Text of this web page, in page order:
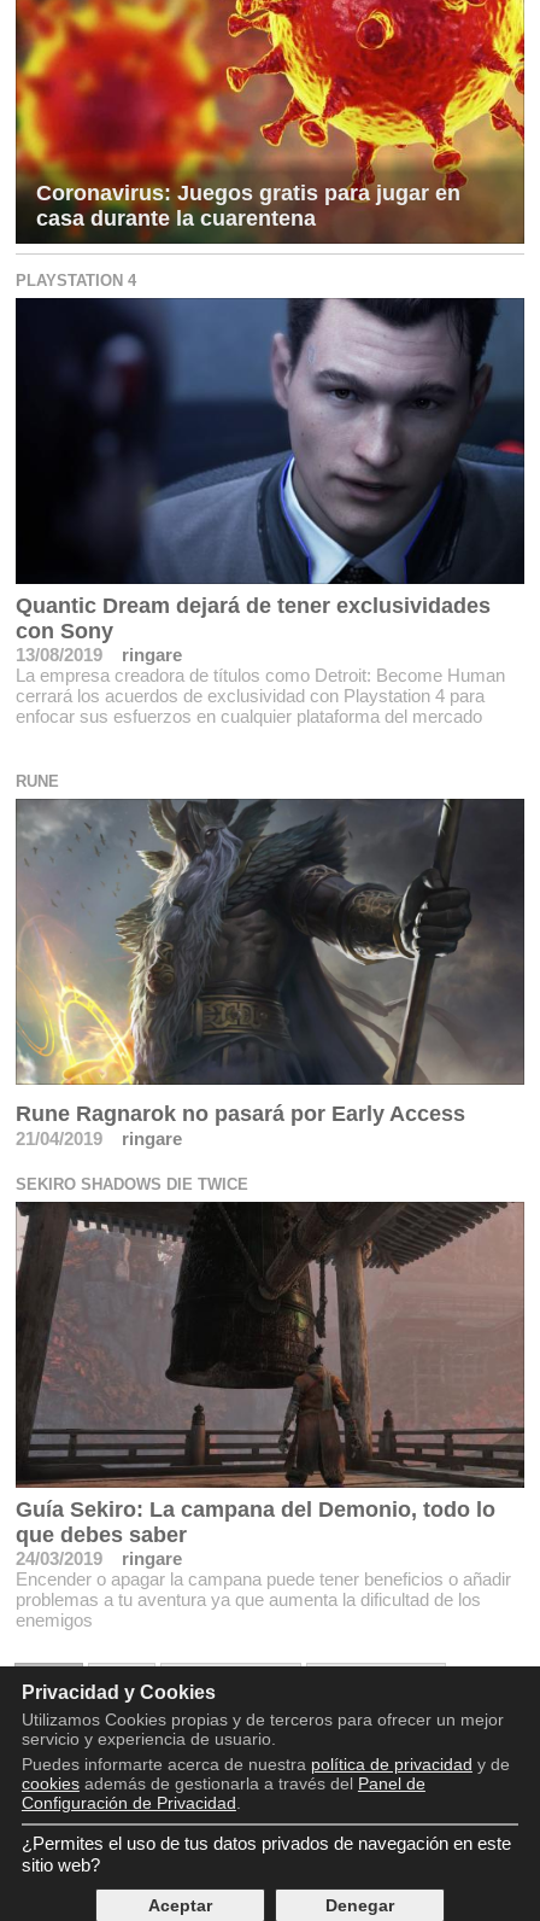
Coronavirus: Juegos gratis para jugar en
casa durante la cuarentena
PLAYSTATION 4
Quantic Dream dejará de tener exclusividades
con Sony
13/08/2019
ringare
La empresa creadora de títulos como Detroit: Become Human
cerrará los acuerdos de exclusividad con Playstation 4 para
enfocar sus esfuerzos en cualquier plataforma del mercado
RUNE
Rune Ragnarok no pasará por Early Access
21/04/2019 ringare
SEKIRO SHADOWS DIE TWICE
Guía Sekiro: La campana del Demonio, todo lo
que debes saber
24/03/2019
ringare
Encender o apagar la campana puede tener beneficios o añadir
problemas a tu aventura ya que aumenta la dificultad de los
enemigos
1 2 Siguiente »
Copyright © 2016 - 2026
Aviso legal
Política de cookies
Privacidad y Cookies
Utilizamos Cookies propias y de terceros para ofrecer un mejor
servicio y experiencia de usuario.
Puedes informarte acerca de nuestra política de privacidad y de
cookiesademás de gestionarla a través del Panel de
Configuración de Privacidad
¿Permites el uso de tus datos privados de navegación en este
sitio web?
Aceptar Denegar